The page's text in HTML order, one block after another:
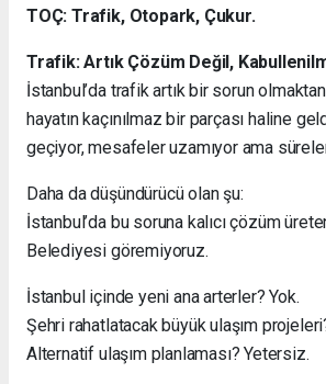
TOÇ: Trafik, Otopark, Çukur.
Trafik: Artık Çözüm Değil,
İstanbul’da trafik artık bir sorun
hayatın kaçınılmaz bir parçası haline
geçiyor, mesafeler uzamıyor ama
Daha da düşündürücü olan şu:
İstanbul’da bu soruna kalıcı çözüm
Belediyesi göremiyoruz.
İstanbul içinde yeni ana arterler? Yok.
Şehri rahatlatacak büyük ulaşım projeleri?
Alternatif ulaşım planlaması? Yetersiz.